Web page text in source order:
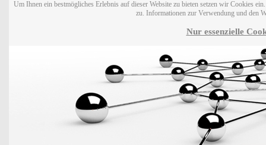
Um Ihnen ein bestmögliches Erlebnis auf dieser Website zu bieten setzen wir Cookies
zu. Informationen zur Verwendung und den
Nur essenzielle